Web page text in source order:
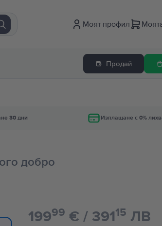
Моят профил
Продай
30 дни Изплащане с 0%
добро
19999 € / 39115 ЛВ